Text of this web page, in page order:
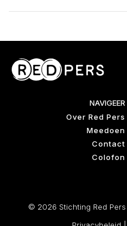
NAVIGEER
Over Red Pers
Meedoen
Contact
Colofon
© 2026 Stichting Red